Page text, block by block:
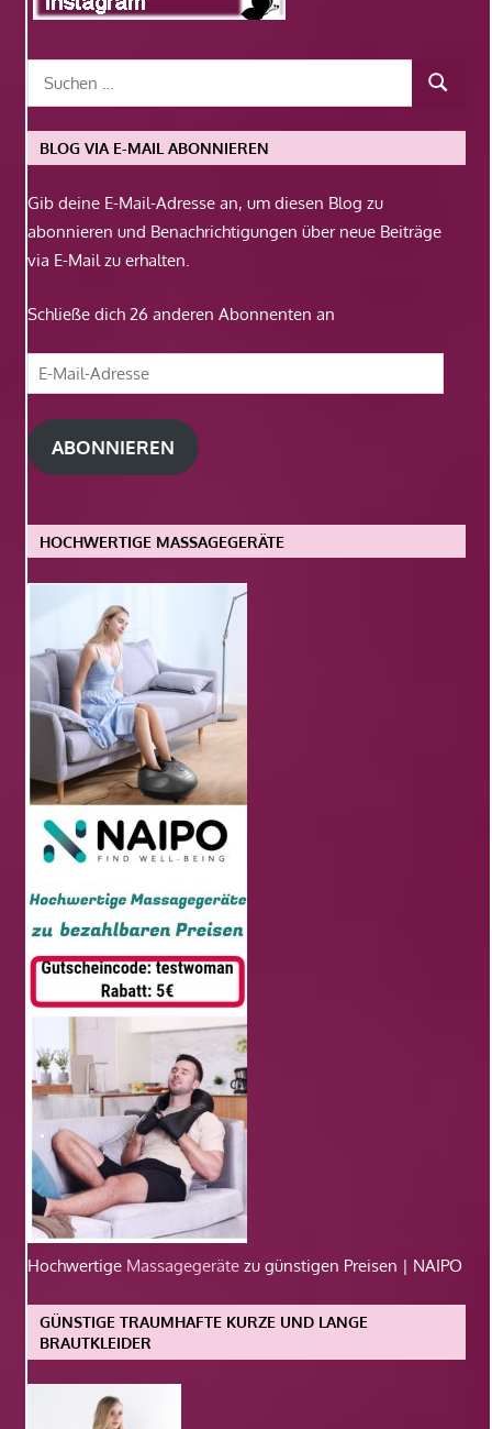
BLOG VIA E-MAIL ABONNIEREN
Gib deine E-Mail-Adresse an, um diesen Blog zu
abonnieren und Benachrichtigungen über neue Beiträge
via E-Mail zu erhalten.
Schließe dich 26 anderen Abonnenten an
E-
Mail-
Adresse
ABONNIEREN
HOCHWERTIGE MASSAGEGERÄTE
Hochwertige Massagegeräte zu günstigen Preisen | NAIPO
GÜNSTIGE TRAUMHAFTE KURZE UND LANGE
BRAUTKLEIDER